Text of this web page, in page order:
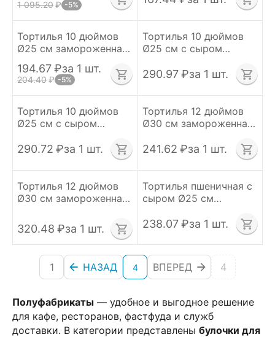
Полуфабрикаты — удобное и выгодное решение
для кафе, ресторанов, фастфуда и служб
доставки. В категории представлены булочки для
1 095.20₽ -5%
Тортилья 10 дюймов
Ø25 см замороженная
пачка 18 шт MISSION
(Италия/Испания)
194.67₽за 1 шт.
204.40₽ -5%
Тортилья 10 дюймов
Ø25 см с сыром
12 шт Черёмушки
290.97₽за 1 шт.
Тортилья 10 дюймов
Ø25 см с сыром
12 шт Черёмушки
290.72 ₽за 1 шт.
Тортилья 12 дюймов
Ø30 см замороженная
Черёмушки
241.62 ₽за 1 шт.
Тортилья 12 дюймов
Ø30 см замороженная
MISSION
320.48 ₽за 1 шт.
Тортилья пшеничная с
сыром Ø25 см
10 шт MISSION
238.07₽за 1 шт.
1 НАЗАД 4 ВПЕРЕД 4